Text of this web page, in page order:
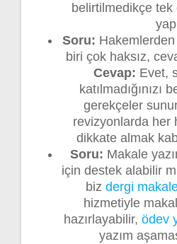
belirtilmedikçe
Soru:
biri çok haksız,
Cevap: Evet,
katılmadığınızı
gerekçeler
revizyonlarda her
dikkate almak
Soru: Makale
için destek alabilir
biz dergi
hizmetiyle
hazırlayabilir, ödev
yazım